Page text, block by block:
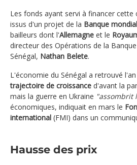
Les fonds ayant servi à financer
issus d'un projet de la Banque
bailleurs dont l'Allemagne et le
directeur des Opérations de la
Sénégal, Nathan Belete.
L'économie du Sénégal a retrouvé
trajectoire de croissance d'avant la
mais la guerre en Ukraine "assombrit
économiques, indiquait en mars le
international (FMI) dans un
Hausse des prix